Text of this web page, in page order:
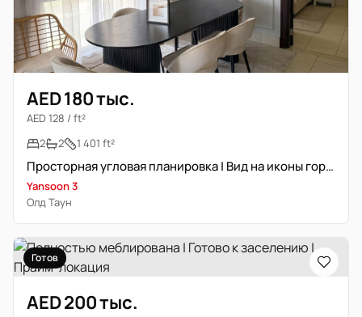
AED 180 тыс.
AED 128 / ft²
2
2 1 401 ft²
Просторная угловая планировка | Вид на иконы города
Yansoon 3
Олд Таун
Готов
AED 200 тыс.